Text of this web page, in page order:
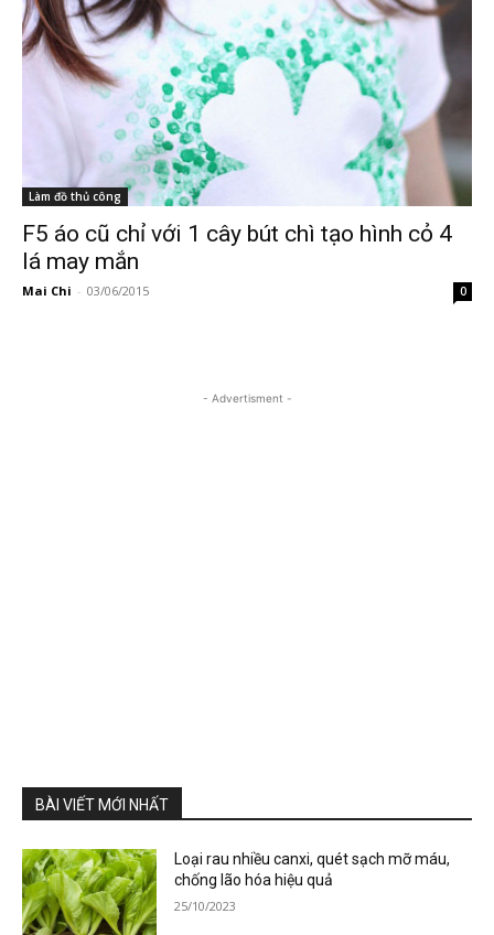
Làm đồ thủ công
F5 áo cũ chỉ với 1 cây bút chì tạo hình cỏ 4
lá may mắn
Mai Chi - 03/06/2015 0
- Advertisment -
BÀI VIẾT MỚI NHẤT
Loại rau nhiều canxi, quét sạch mỡ máu,
chống lão hóa hiệu quả
25/10/2023